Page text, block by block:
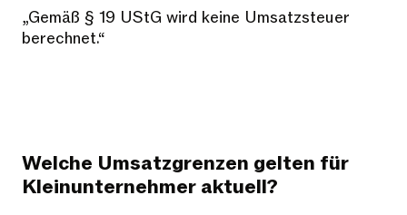
„Gemäß § 19 UStG wird keine Umsatzsteuer
berechnet.“
Welche Umsatzgrenzen gelten für
Kleinunternehmer aktuell?